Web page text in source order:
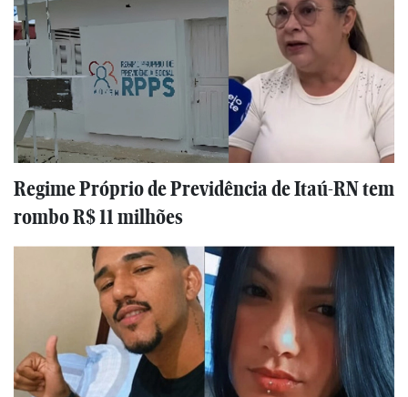
Regime Próprio de Previdência de Itaú-RN tem
rombo R$ 11 milhões